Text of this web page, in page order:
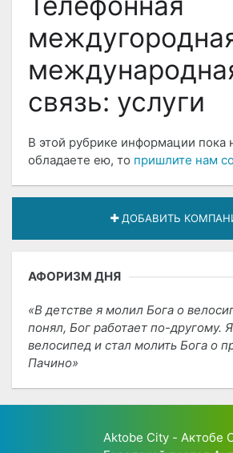
связь: услуги
В этой рубрике информации пока
обладаете ею, то пришлите нам
ДОБАВИТЬ
АФОРИЗМ ДНЯ
В детстве я молил Бога о
понял, Бог работает по-другому.
велосипед и стал молить Бога о
Пачино
Aktobe City - Актобе